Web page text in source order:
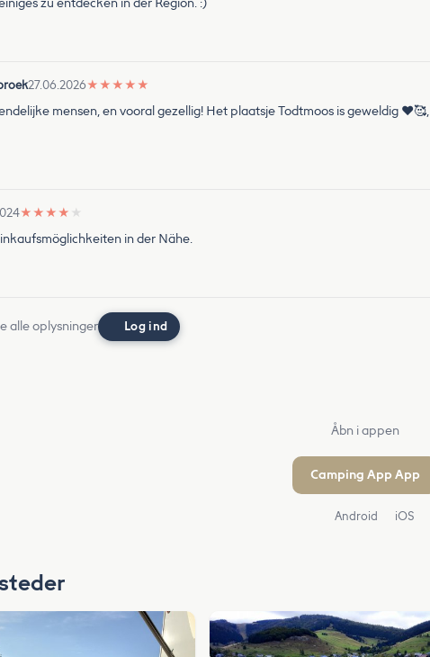
zu entdecken in der Region. :)
27.06.2026★ ★ ★ ★ ★
mensen, en vooral gezellig! Het plaatsje Todtmoos is geweldig ❤️🥰,
★ ★ ★ ★ ★
in der Nähe.
alle oplysninger Log ind
Åbn i appen
Camping App App
Android iOS